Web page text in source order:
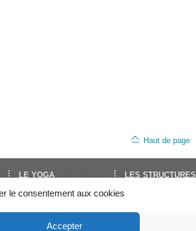
le consentement aux cookies
Accepter
Haut de page
LE YOGA
Découvrir le Yoga
Enseigner le Yoga
LES STRUCTURES
Syndicat National des